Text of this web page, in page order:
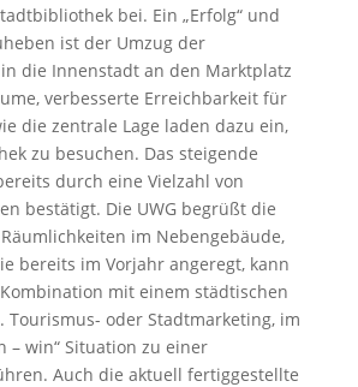
bei. Ein „Erfolg“ und
ist der Umzug der
die Innenstadt an den Marktplatz
verbesserte Erreichbarkeit für
die zentrale Lage laden dazu ein,
zu besuchen. Das steigende
durch eine Vielzahl von
bestätigt. Die UWG begrüßt die
im Nebengebäude,
bereits im Vorjahr angeregt, kann
mit einem städtischen
Tourismus- oder Stadtmarketing, im
– win“ Situation zu einer
Auch die aktuell fertiggestellte